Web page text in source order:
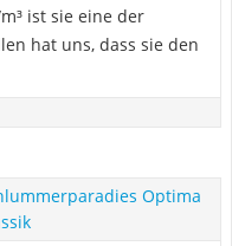
ist sie eine der
hat uns, dass sie den
Optima